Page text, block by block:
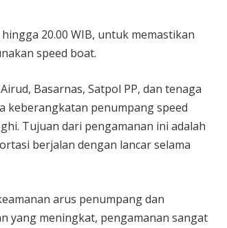
20.00 WIB, untuk memastikan
speed boat.
Basarnas, Satpol PP, dan tenaga
keberangkatan penumpang speed
Tujuan dari pengamanan ini adalah
berjalan dengan lancar selama
arus penumpang dan
yang meningkat, pengamanan sangat